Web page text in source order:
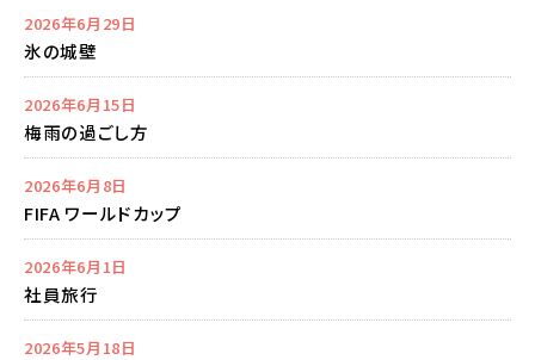
2026年6月29日
氷の城壁
2026年6月15日
梅雨の過ごし方
2026年6月8日
FIFA ワールドカップ
2026年6月1日
社員旅行
2026年5月18日